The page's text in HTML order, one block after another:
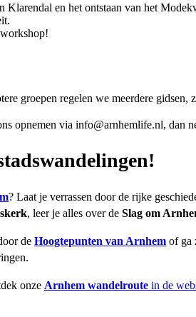
en het ontstaan van het
groepen regelen we meerdere gidsen,
opnemen via info@arnhemlife.nl, dan
? Laat je verrassen door de rijke
, leer je alles over de Slag om
de Hoogtepunten van Arnhem of ga
onze Arnhem wandelroute in de